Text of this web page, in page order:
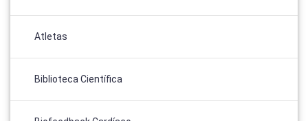
Atletas
Biblioteca Científica